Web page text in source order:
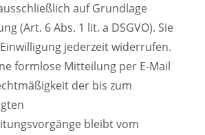
auf Grundlage
(Art. 6 Abs. 1 lit. a DSGVO). Sie
jederzeit widerrufen.
formlose Mitteilung per E-Mail
der bis zum
bleibt vom